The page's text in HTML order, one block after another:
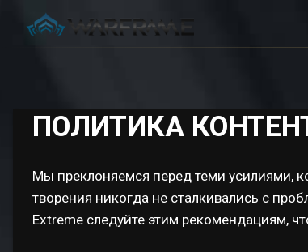
ПОЛИТИКА
Мы преклоняемся перед теми усилиями,
творения никогда не сталкивались с
Extreme следуйте этим рекомендациям,